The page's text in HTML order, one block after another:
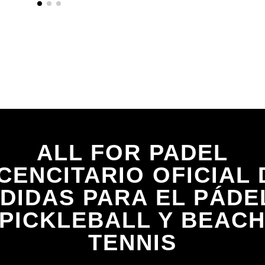
ALL FOR PADEL
OFICIAL
PARA EL
Y BEACH
TENNIS